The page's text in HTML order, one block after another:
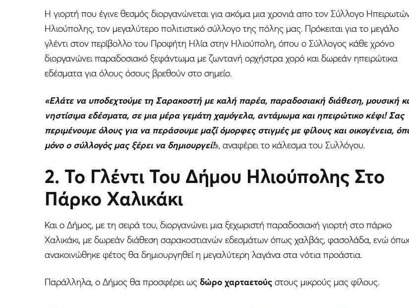
Η γιορτή που έγινε θεσμός διοργανώνεται για ακόμα μια χρονιά απο τον Σύλλογο
Ηλιούπολης, τον μεγαλύτερο πολιτιστικό σύλλογο της πόλης μας. Πρόκειται για το μεγάλο
γλέντι στον περίβολλο του Προφήτη Ηλία στην Ηλιούπολη, όπου ο Σύλλογος κάθε χρόνο
διοργανώνει παραδοσιακό ξεφάντωμα με ζωντανή ορχήστρα χορό και δωρεάν ηπειρώτικα
εδέσματα για όλους όσους βρεθούν στο σημείο.
«Ελάτε να υποδεχτούμε τη Σαρακοστή με καλή παρέα, παραδοσιακή διάθεση, μουσική
νηστίσιμα εδέσματα, σε μια μέρα γεμάτη χαμόγελα, αντάμωμα και ηπειρώτικο κέφι! Σας
περιμένουμε όλους για να περάσουμε μαζί όμορφες στιγμές με φίλους και οικογένεια,
μόνο ο σύλλογός μας ξέρει να δημιουργεί!», αναφέρει το κάλεσμα του Συλλόγου.
2. Το Γλέντι Του Δήμου Ηλιούπολης Στο
Πάρκο Χαλικάκι
Και ο Δήμος, με τη σειρά του, διοργανώνει μια ξεχωριστή παραδοσιακή γιορτή στο πάρκο
Χαλικάκι, με δωρεάν διάθεση σαρακοστιανών εδεσμάτων όπως χαλβάς, φασολάδα, ενώ
ανακοινώθηκε φέτος θα δημιουργηθεί η μεγαλύτερη λαγάνα στα νότια προάστια.
Παράλληλα, ο Δήμος θα προσφέρει ως δώρο χαρταετούς στους μικρούς μας φίλους.